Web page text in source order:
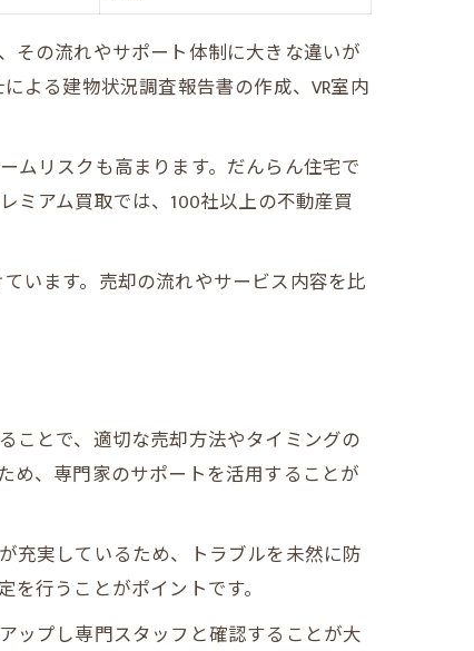
その流れやサポート体制に大きな違いが
よる建物状況調査報告書の作成、VR室内
ムリスクも高まります。だんらん住宅で
ミアム買取では、100社以上の不動産買
います。売却の流れやサービス内容を比
ことで、適切な売却方法やタイミングの
め、専門家のサポートを活用することが
充実しているため、トラブルを未然に防
行うことがポイントです。
ップし専門スタッフと確認することが大